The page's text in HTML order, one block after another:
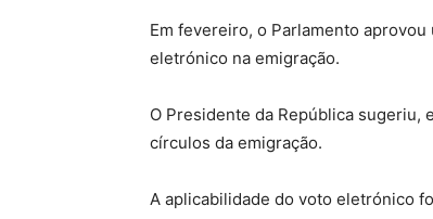
Em fevereiro, o Parlamento
eletrónico na emigração.
O Presidente da República
círculos da emigração.
A aplicabilidade do voto eletrónico